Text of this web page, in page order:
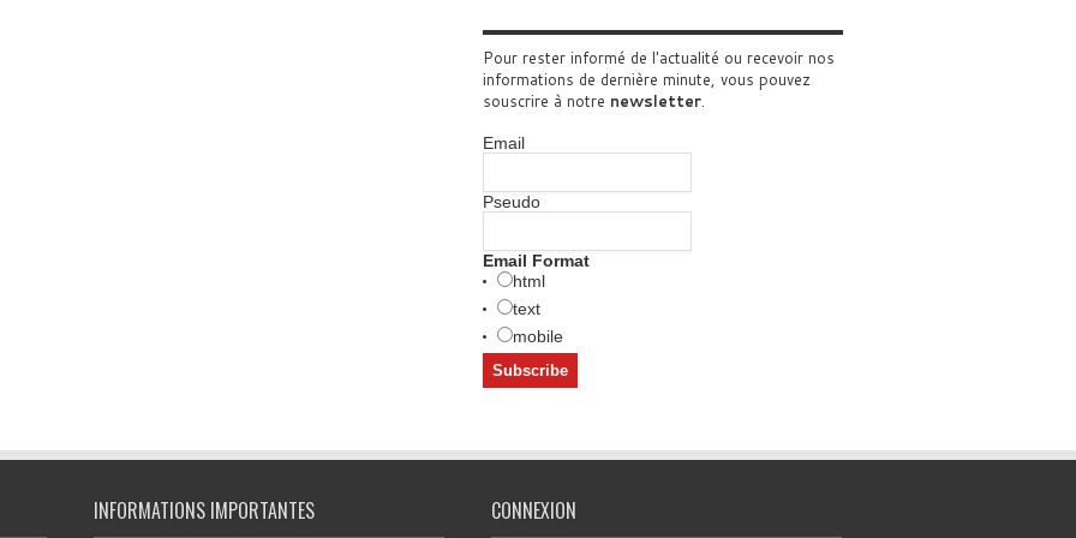
Pour rester informé de l'actualité ou recevoir nos
informations de dernière minute, vous pouvez
souscrire à notre newsletter.
Email
Pseudo
Email Format
html
text
mobile
INFORMATIONS IMPORTANTES CONNEXION